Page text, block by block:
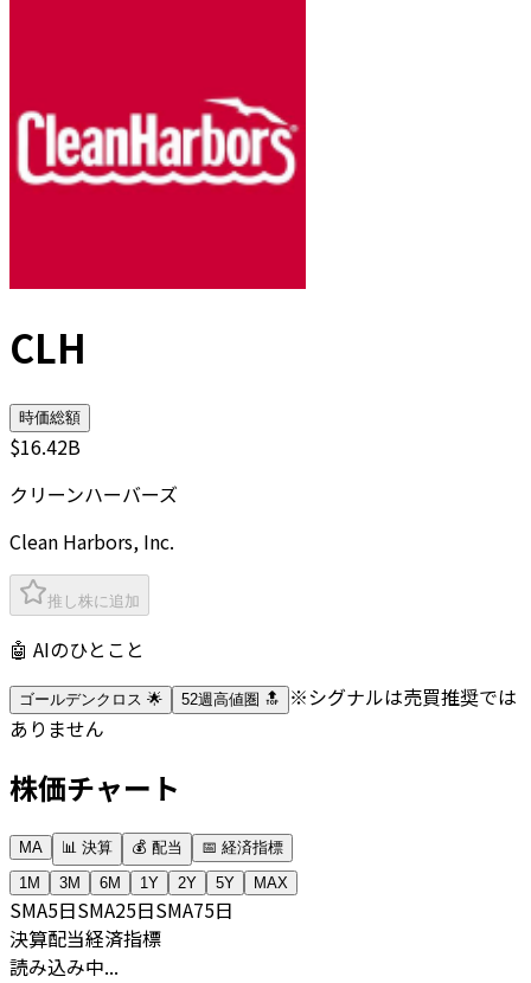
CLH
時価総額
$16.42B
クリーンハーバーズ
Clean Harbors, Inc.
推し株に追加
🤖 AIのひとこと
ゴールデンクロス 🌟 52週高値圏 🔝
※シグナルは売買推奨では
ありません
株価チャート
MA 📊 決算 💰 配当
📅 経済指標
1M
3M 6M 1Y 2Y 5Y MAX
SMA5日SMA25日SMA75日
決算配当経済指標
読み込み中...